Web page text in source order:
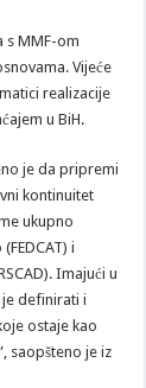
s MMF-om
Vijeće
realizacije
u BiH.
je da pripremi
kontinuitet
ukupno
i
Imajući u
je definirati i
ostaje kao
saopšteno je iz